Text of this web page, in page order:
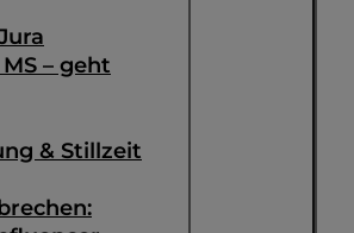
– geht
& Stillzeit